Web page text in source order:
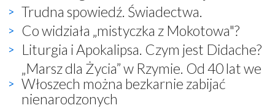
Trudna spowiedź. Świadectwa.
Co widziała „mistyczka z Mokotowa"?
Liturgia i Apokalipsa. Czym jest Didache?
„Marsz dla Życia” w Rzymie. Od 40 lat we
Włoszech można bezkarnie zabijać
nienarodzonych